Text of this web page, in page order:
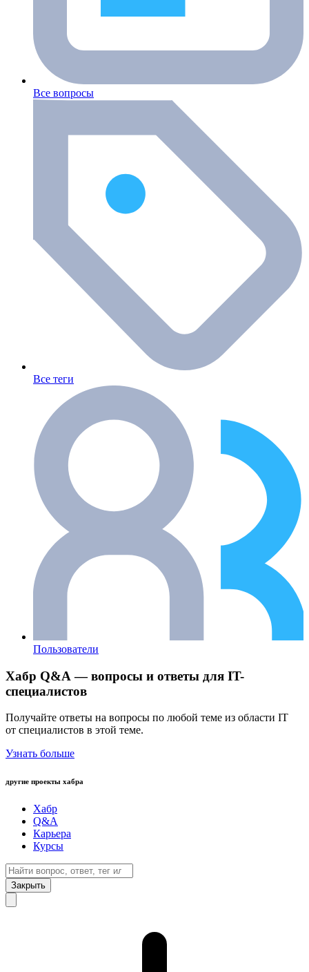
Все вопросы
Все теги
Пользователи
Хабр Q&A — вопросы и ответы для IT-
специалистов
Получайте ответы на вопросы по любой теме из области IT
от специалистов в этой теме.
Узнать больше
другие проекты хабра
Хабр
Q&A
Карьера
Курсы
Закрыть